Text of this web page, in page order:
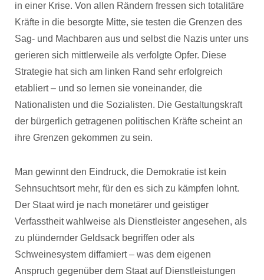
in einer Krise. Von allen Rändern fressen sich totalitäre
Kräfte in die besorgte Mitte, sie testen die Grenzen des
Sag- und Machbaren aus und selbst die Nazis unter uns
gerieren sich mittlerweile als verfolgte Opfer. Diese
Strategie hat sich am linken Rand sehr erfolgreich
etabliert – und so lernen sie voneinander, die
Nationalisten und die Sozialisten. Die Gestaltungskraft
der bürgerlich getragenen politischen Kräfte scheint an
ihre Grenzen gekommen zu sein.
Man gewinnt den Eindruck, die Demokratie ist kein
Sehnsuchtsort mehr, für den es sich zu kämpfen lohnt.
Der Staat wird je nach monetärer und geistiger
Verfasstheit wahlweise als Dienstleister angesehen, als
zu plündernder Geldsack begriffen oder als
Schweinesystem diffamiert – was dem eigenen
Anspruch gegenüber dem Staat auf Dienstleistungen